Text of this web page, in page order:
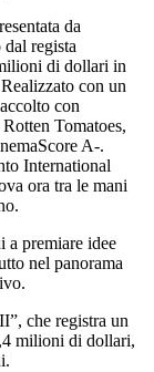
da
regista
di dollari in
con un
con
Tomatoes,
A-.
International
ora tra le mani
a premiare idee
nel panorama
che registra un
milioni di dollari,